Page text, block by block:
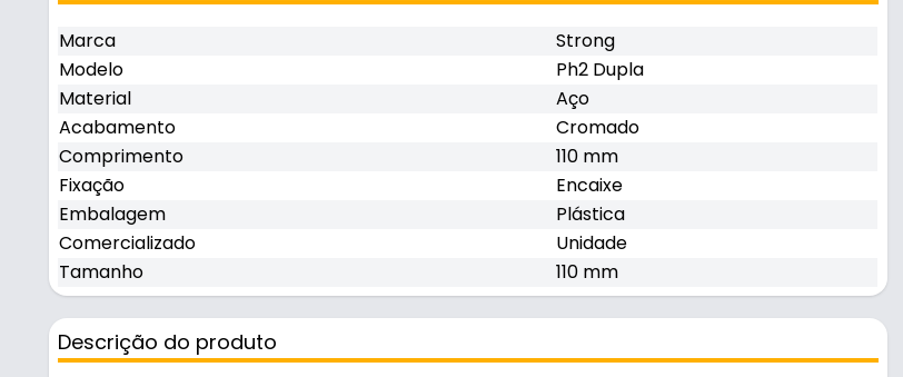
Marca
Strong
Modelo
Ph2 Dupla
Material
Aço
Acabamento
Cromado
Comprimento
110 mm
Fixação
Encaixe
Embalagem
Plástica
Comercializado
Unidade
Tamanho
110 mm
Descrição do produto